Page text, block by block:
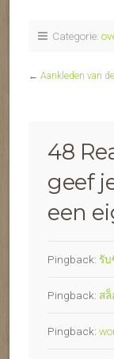
Categorie:
← Aankleden van
48
geef
een
Pingback: รับ
Pingback: สล็
Pingback: